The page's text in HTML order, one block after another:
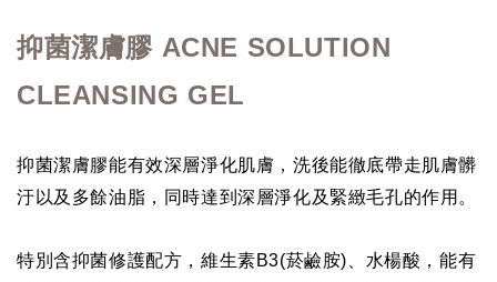
抑菌潔膚膠 ACNE SOLUTION
CLEANSING GEL
抑菌潔膚膠能有效深層淨化肌膚，洗後能徹底帶走肌膚髒
汙以及多餘油脂，同時達到深層淨化及緊緻毛孔的作用。
特別含抑菌修護配方，維生素B3(菸鹼胺)、水楊酸，能有